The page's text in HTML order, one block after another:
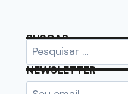
BUSCAR
NEWSLETTER